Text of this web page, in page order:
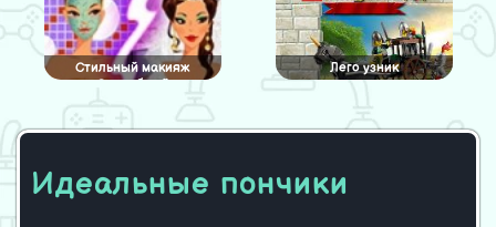
Стильный макияж
Свадебный
Лего узник
Идеальные пончики